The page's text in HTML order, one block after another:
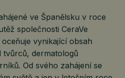
ve Španělsku v roce
společnosti CeraVe
vynikající obsah
dermatologů
Od svého zahájení se